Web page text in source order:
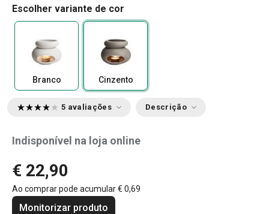
Escolher variante de cor
Branco Cinzento
5 avaliações Descrição
Indisponível na loja online
€ 22,90
Ao comprar pode acumular€ 0,69
Monitorizar produto